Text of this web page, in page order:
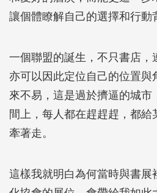
讓個體瞭解自己的選擇和行動
一個聯盟的誕生，不只書店，
亦可以因此定位自己的位置與
來不易，這是過於擠逼的城市
間上，每人都在趕趕趕，都給
牽著走。
這樣我就明白為何當時與書展